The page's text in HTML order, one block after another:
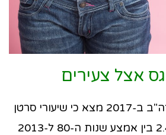
אצל צעירים
שפורסם בארה"ב ב-2017 מצא כי שיעורי סרטן
המעי הגס עלו ב-2.4% בין אמצע שנות ה-80 ל-2013